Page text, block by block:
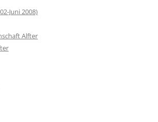
Juni 2008)
Alfter